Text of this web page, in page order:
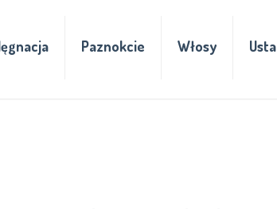
Paznokcie Włosy Usta